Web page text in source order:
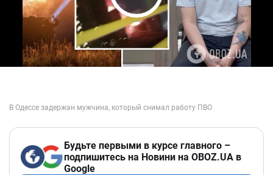
Play Video
Будьте первыми в курсе главного –
подпишитесь на Новини на OBOZ.UA в
Google